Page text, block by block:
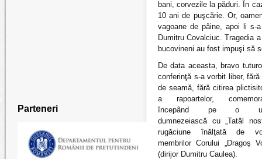
Parteneri
bani, corvezile la păduri. În
10 ani de puşcărie. Or,
vagoane de pâine, apoi li s-
Dumitru Covalciuc. Tragedia
bucovineni au fost impuşi să
De data aceasta, bravo
conferinţă s-a vorbit liber, fără
de seamă, fără citirea
a rapoartelor,
începând pe o
dumnezeiască cu „Tatăl
rugăciune înălţată de
membrilor Corului „Dragoş
(dirijor Dumitru Caulea).